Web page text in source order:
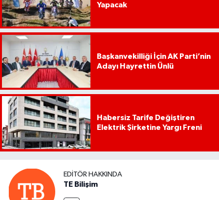
Yapacak
Başkanvekilliği İçin AK Parti’nin
Adayı Hayrettin Ünlü
Habersiz Tarife Değiştiren
Elektrik Şirketine Yargı Freni
EDITÖR HAKKINDA
TE Bilişim